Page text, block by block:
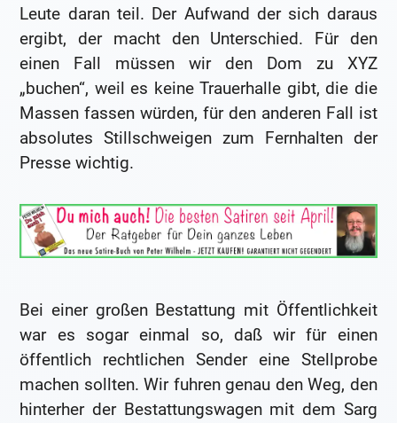
Leute daran teil. Der Aufwand der sich daraus
ergibt, der macht den Unterschied. Für den
einen Fall müssen wir den Dom zu XYZ
„buchen“, weil es keine Trauerhalle gibt, die die
Massen fassen würden, für den anderen Fall ist
absolutes Stillschweigen zum Fernhalten der
Presse wichtig.
Bei einer großen Bestattung mit Öffentlichkeit
war es sogar einmal so, daß wir für einen
öffentlich rechtlichen Sender eine Stellprobe
machen sollten. Wir fuhren genau den Weg, den
hinterher der Bestattungswagen mit dem Sarg